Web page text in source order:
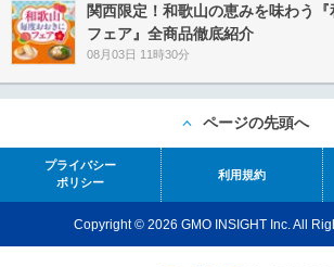
関西限定！和歌山の恵みを味わう
フェア』全商品徹底紹介
08月03日 11時30分
ページの先頭へ
プライバシー
ポリシー
利用規約
Copyright © 2026 GMO INSIGHT Inc. All